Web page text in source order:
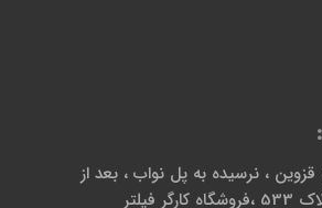
، نرسیده به پل نواب ، بعد از
فیلتر